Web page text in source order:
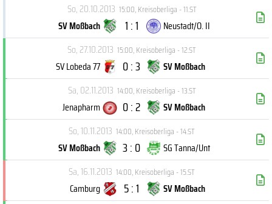
So, 20.10.2013 15:00,Kreisoberliga - 11.ST
SV Moßbach 1 : 1
Neustadt/O. II
So, 27.10.2013 15:00,Kreisoberliga - 12.ST
SV Lobeda 77 0 : 3
SV Moßbach
Sa, 02.11.2013 14:00,Kreisoberliga - 13.ST
Jenapharm 0 : 2
SV Moßbach
So, 10.11.2013 14:00,Kreisoberliga - 14.ST
SV Moßbach 3 : 0
SG Tanna/Unt
Sa, 16.11.2013 14:00,Kreisoberliga - 15.ST
Camburg 5 : 1
SV Moßbach